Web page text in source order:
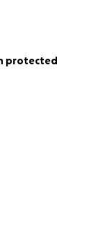
protected